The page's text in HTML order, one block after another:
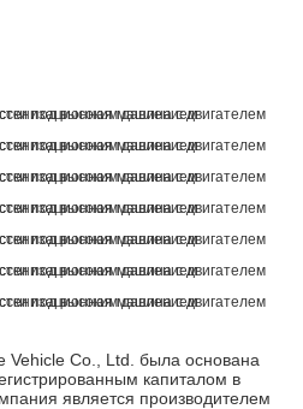
Vehicle Co., Ltd. была основана
капиталом в
является производителем